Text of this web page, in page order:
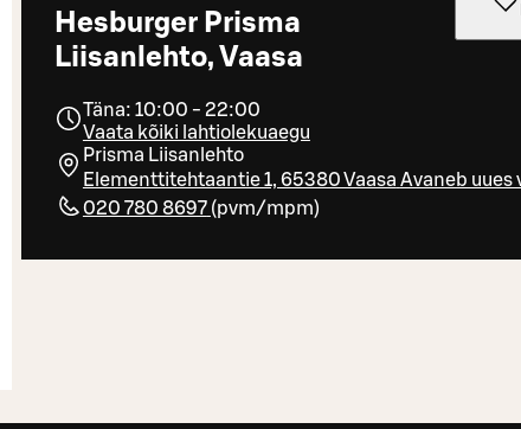
Hesburger Prisma
Liisanlehto, Vaasa
Täna: 10:00 - 22:00
Vaata kõiki lahtiolekuaegu
Prisma Liisanlehto
Elementtitehtaantie 1, 65380 Vaasa Avaneb uues
020 780 8697 (pvm/mpm)